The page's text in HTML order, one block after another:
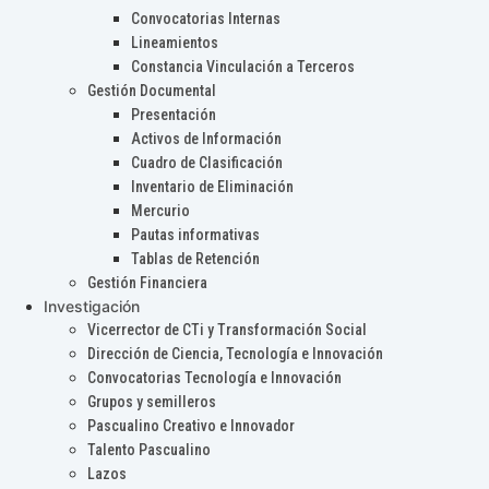
Convocatorias Internas
Lineamientos
Constancia Vinculación a Terceros
Gestión Documental
Presentación
Activos de Información
Cuadro de Clasificación
Inventario de Eliminación
Mercurio
Pautas informativas
Tablas de Retención
Gestión Financiera
Investigación
Vicerrector de CTi y Transformación Social
Dirección de Ciencia, Tecnología e Innovación
Convocatorias Tecnología e Innovación
Grupos y semilleros
Pascualino Creativo e Innovador
Talento Pascualino
Lazos